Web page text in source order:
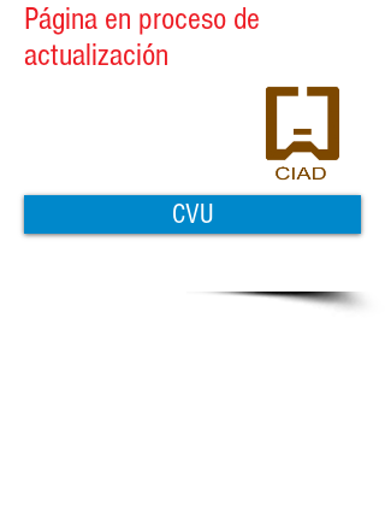
Página en proceso de
actualización
CVU